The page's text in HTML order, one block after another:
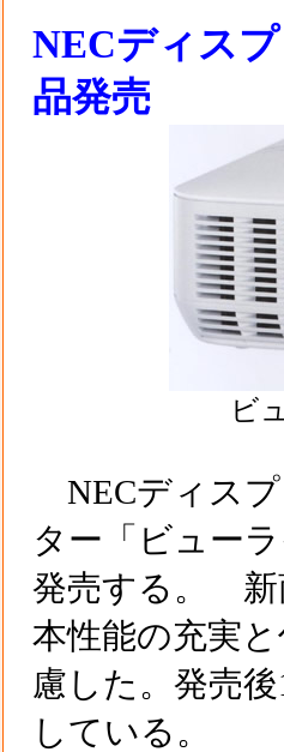
NECディス
品発売
ビ
NECディス
ター「ビュー
発売する。 新
本性能の充実
慮した。発売
している。